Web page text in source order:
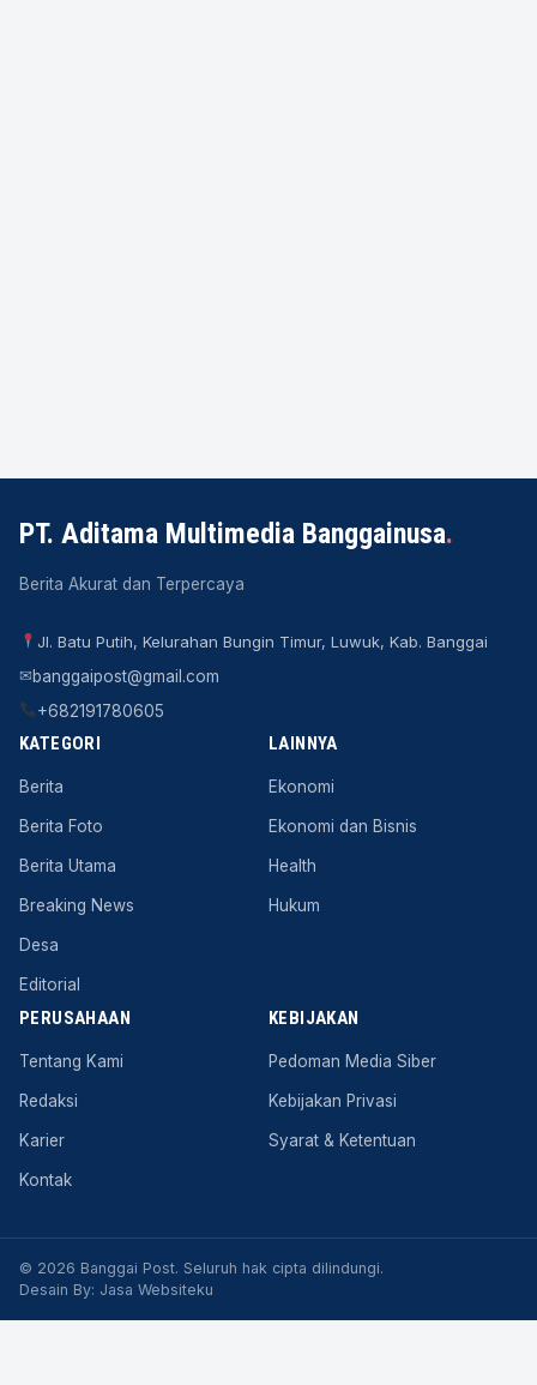
PT. Aditama Multimedia Banggainusa.
Berita Akurat dan Terpercaya
Jl. Batu Putih, Kelurahan Bungin Timur, Luwuk, Kab. Banggai
✉banggaipost@gmail.com
+682191780605
KATEGORI
Berita
Berita Foto
Berita Utama
Breaking News
Desa
Editorial
LAINNYA
Ekonomi
Ekonomi dan Bisnis
Health
Hukum
PERUSAHAAN
Tentang Kami
Redaksi
Karier
Kontak
KEBIJAKAN
Pedoman Media Siber
Kebijakan Privasi
Syarat & Ketentuan
© 2026 Banggai Post. Seluruh hak cipta dilindungi.
Desain By: Jasa Websiteku